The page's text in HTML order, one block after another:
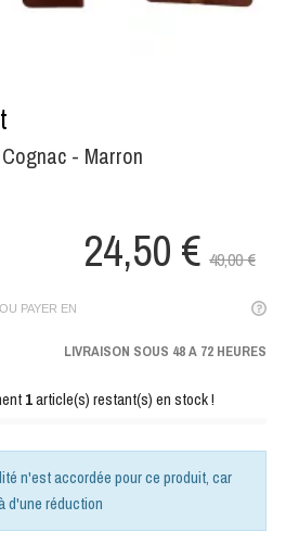
- Marron
24,50 € 49,00 €
OU PAYER EN
LIVRAISON SOUS 48 A 72 HEURES
1article(s) restant(s) en stock !
n'est accordée pour ce produit, car
d'une réduction